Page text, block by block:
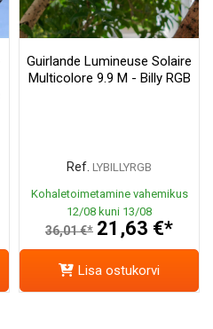
Guirlande Lumineuse Solaire
Multicolore 9.9 M - Billy RGB
Ref. LYBILLYRGB
Kohaletoimetamine vahemikus
12/08 kuni 13/08
36,01 €* 21,63 €*
Lisa ostukorvi